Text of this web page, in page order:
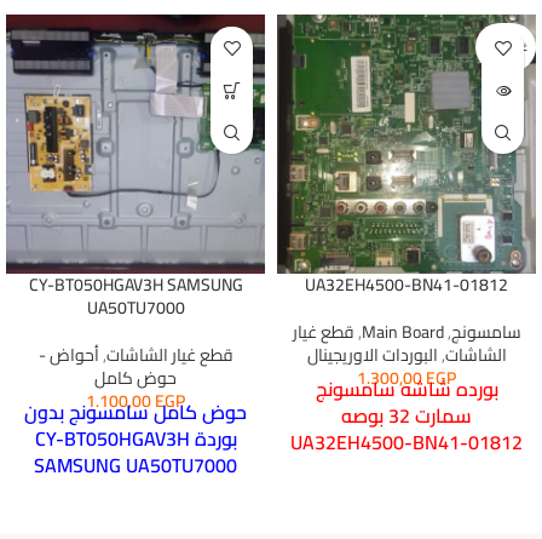
غير متوفر
UA32EH4500-BN41-01812
سامسونج,
Main Board
,قطع غيار
الشاشات,البوردات الاوريجينال
1.300,00EGP
بورده شاشه سامسونج
سمارت 32 بوصه
UA32EH4500-BN41-01812
CY-BT050HGAV3H SAMSUNG
UA50TU7000
قطع غيار الشاشات,أحواض -
حوض كامل
1.100,00EGP
حوض كامل سامسونج بدون
بوردة CY-BT050HGAV3H
SAMSUNG UA50TU7000